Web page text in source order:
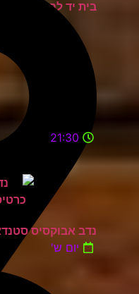
בית יד לבנים אשדוד
21:30
נדב אבוקסיס סטנדאפ
יום ש'